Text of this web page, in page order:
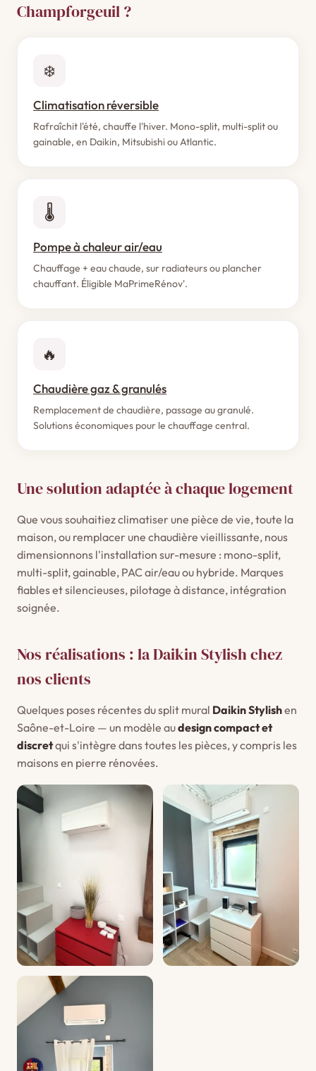
Champforgeuil ?
❄️
Climatisation réversible
Rafraîchit l'été, chauffe l'hiver. Mono-split, multi-split ou
gainable, en Daikin, Mitsubishi ou Atlantic.
🌡️
Pompe à chaleur air/eau
Chauffage + eau chaude, sur radiateurs ou plancher
chauffant. Éligible MaPrimeRénov'.
🔥
Chaudière gaz & granulés
Remplacement de chaudière, passage au granulé.
Solutions économiques pour le chauffage central.
Une solution adaptée à chaque logement
Que vous souhaitiez climatiser une pièce de vie, toute la
maison, ou remplacer une chaudière vieillissante, nous
dimensionnons l'installation sur-mesure : mono-split,
multi-split, gainable, PAC air/eau ou hybride. Marques
fiables et silencieuses, pilotage à distance, intégration
soignée.
Nos réalisations : la Daikin Stylish chez
nos clients
Quelques poses récentes du split mural Daikin Stylishen
Saône-et-Loire — un modèle audesign compact et
discretqui s'intègre dans toutes les pièces, y compris les
maisons en pierre rénovées.